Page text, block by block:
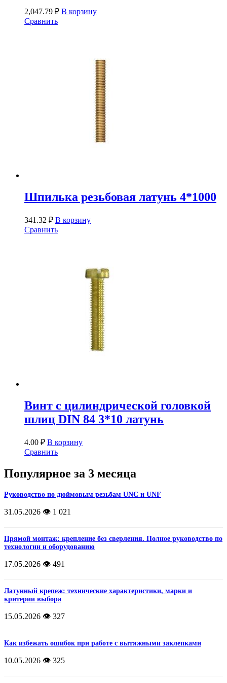
2,047.79 ₽ В корзину
Сравнить
Шпилька резьбовая латунь 4*1000
341.32 ₽ В корзину
Сравнить
Винт с цилиндрической головкой
шлиц DIN 84 3*10 латунь
4.00 ₽ В корзину
Сравнить
Популярное за 3 месяца
Руководство по дюймовым резьбам UNC и UNF
31.05.2026 👁️ 1 021
Прямой монтаж: крепление без сверления. Полное руководство по
технологии и оборудованию
17.05.2026 👁️ 491
Латунный крепеж: технические характеристики, марки и
критерии выбора
15.05.2026 👁️ 327
Как избежать ошибок при работе с вытяжными заклепками
10.05.2026 👁️ 325